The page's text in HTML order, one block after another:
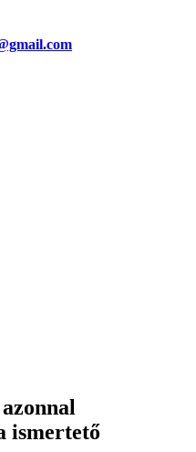
ismertető